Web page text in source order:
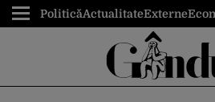
PoliticăActualitateExterne